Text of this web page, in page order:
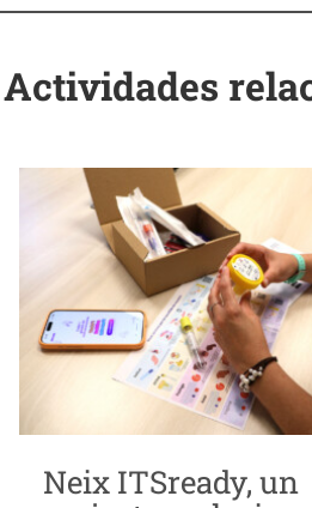
Actividades
Neix ITSready, un